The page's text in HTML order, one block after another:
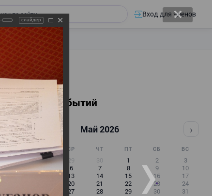
Вход для членов
Календарь событий
‹ Май 2026 ›
ПН ВТ СР ЧТ ПТ СБ ВС
27 28 29 30 1 2
3
4
5 6 7 8 9
10
12 13 14 15 16
17
20 21 22 23
24
27 28 29 30 31
слайдер